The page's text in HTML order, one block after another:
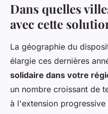
Dans quelles
avec cette
La géographie du
élargie ces dernières
solidaire dans votre
un nombre croissant de
à l'extension